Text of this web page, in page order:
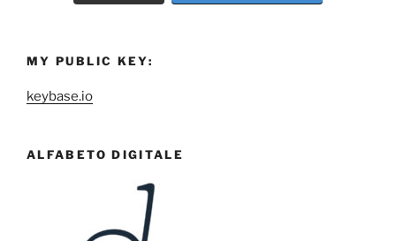
MY PUBLIC KEY:
keybase.io
ALFABETO DIGITALE